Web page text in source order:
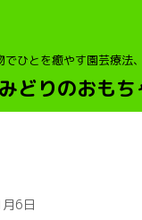
でひとを癒やす園芸療法
みどりのおもち
6日